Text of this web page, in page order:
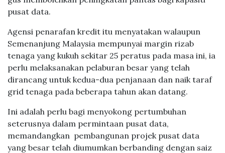
pusat data.
Agensi penarafan kredit itu menyatakan walaupun
Semenanjung Malaysia mempunyai margin rizab
tenaga yang kukuh sekitar 25 peratus pada masa ini, ia
perlu melaksanakan pelaburan besar yang telah
dirancang untuk kedua-dua penjanaan dan naik taraf
grid tenaga pada beberapa tahun akan datang.
Ini adalah perlu bagi menyokong pertumbuhan
seterusnya dalam permintaan pusat data,
memandangkan pembangunan projek pusat data
yang besar telah diumumkan berbanding dengan saiz